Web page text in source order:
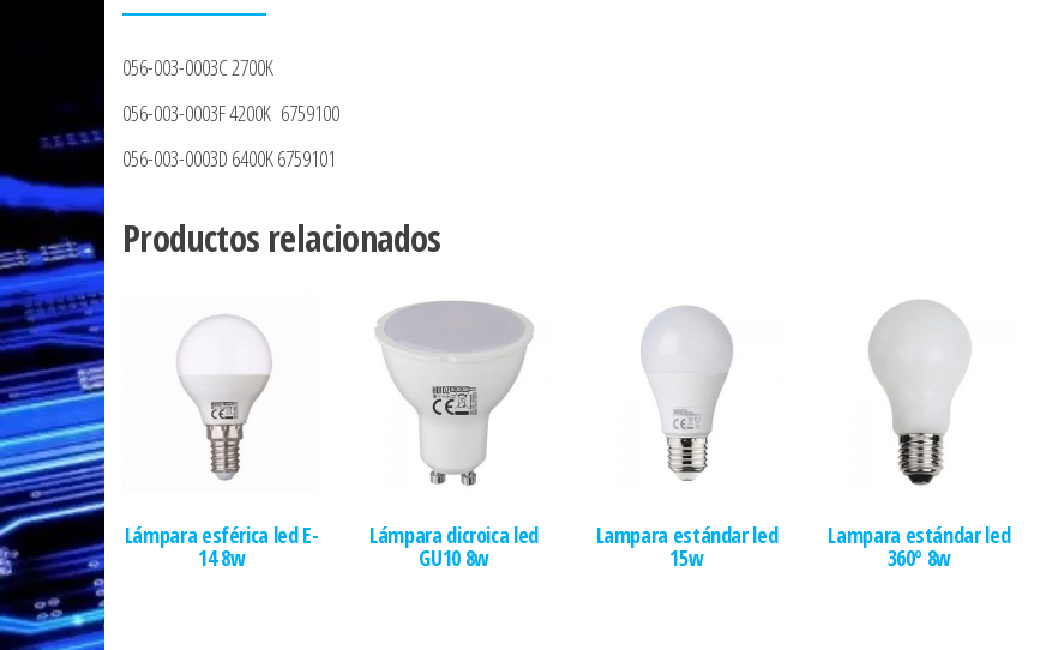
056-003-0003C 2700K
056-003-0003F 4200K 6759100
056-003-0003D 6400K 6759101
Productos relacionados
Lámpara esférica led E-
14 8w
Lámpara dicroica led
GU10 8w
Lampara estándar led
15w
Lampara estándar led
360º 8w